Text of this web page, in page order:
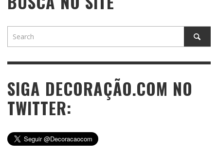
SIGA DECORAÇÃO.COM NO
TWITTER: